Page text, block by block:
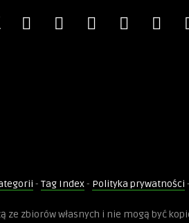
- Tag Index- Polityka prywatności -
ze zbiorów własnych i nie mogą być